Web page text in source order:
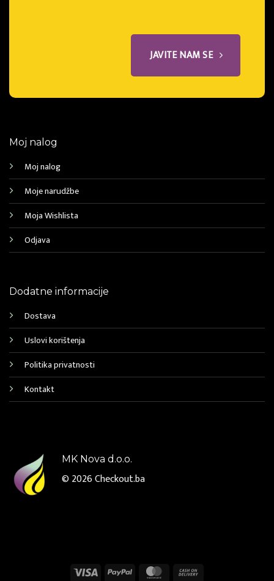
JAVITE NAM SE
Moj nalog
Moj nalog
Moje narudžbe
Moja Wishlista
Odjava
Dodatne informacije
Dostava
Uslovi korištenja
Politika privatnosti
Kontakt
MK Nova d.o.o.
© 2026Checkout.ba